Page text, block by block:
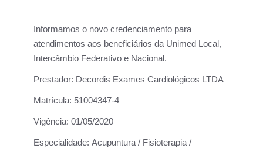
Informamos o novo credenciamento para
atendimentos aos beneficiários da Unimed Local,
Intercâmbio Federativo e Nacional.
Prestador: Decordis Exames Cardiológicos LTDA
Matrícula: 51004347-4
Vigência: 01/05/2020
Especialidade: Acupuntura / Fisioterapia /